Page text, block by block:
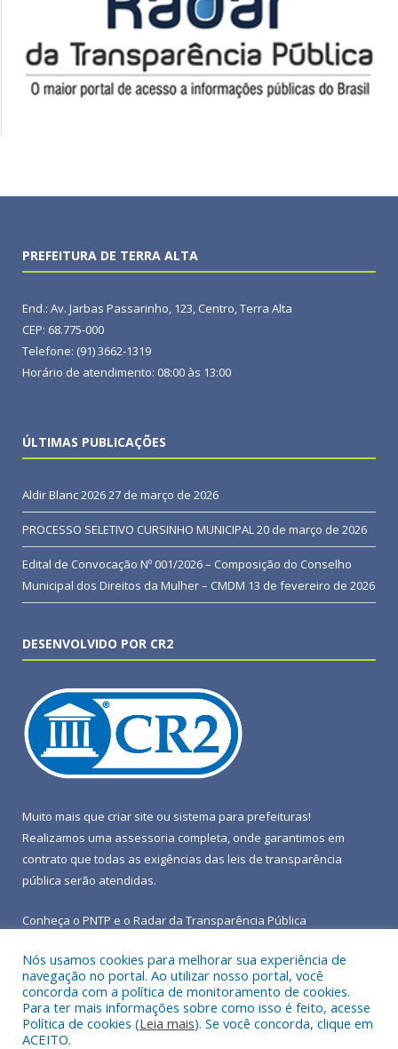
PREFEITURA DE TERRA ALTA
End.: Av. Jarbas Passarinho, 123, Centro, Terra Alta
CEP: 68.775-000
Telefone: (91) 3662-1319
Horário de atendimento: 08:00 às 13:00
ÚLTIMAS PUBLICAÇÕES
Aldir Blanc 202627 de março de 2026
PROCESSO SELETIVO CURSINHO MUNICIPAL20 de março de 2026
Edital de Convocação Nº 001/2026 – Composição do Conselho
Municipal dos Direitos da Mulher – CMDM 13 de fevereiro de 2026
DESENVOLVIDO POR CR2
Muito mais que criar site ou sistema para prefeituras!
Realizamos uma assessoria completa, onde garantimos em
contrato que todas as exigências das leis de transparência
pública serão atendidas.
Conheça o PNTP e o Radar da Transparência Pública
Todos os direitos reservados a Prefeitura Municipal de Terra
Alta.
Nós usamos cookies para melhorar sua experiência de
navegação no portal. Ao utilizar nosso portal, você
concorda com a política de monitoramento de cookies.
Para ter mais informações sobre como isso é feito, acesse
Política de cookies (Leia mais). Se você concorda, clique em
ACEITO.